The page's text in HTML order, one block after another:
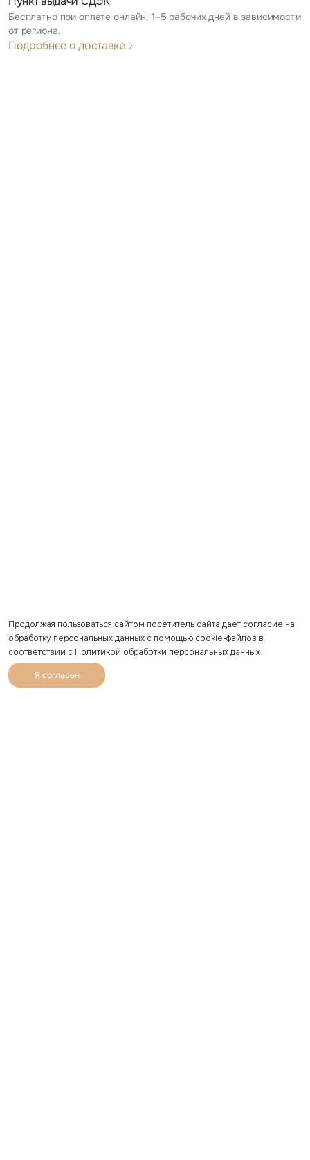
Бесплатно при оплате онлайн. 1–5 рабочих дней в зависимости
от региона.
Подробнее о доставке
Каталог Избранное
Продолжая пользоваться сайтом посетитель сайта дает согласие на
обработку персональных данных с помощью cookie-файлов в
соответствии с Политикой обработки персональных данных.
Я согласен